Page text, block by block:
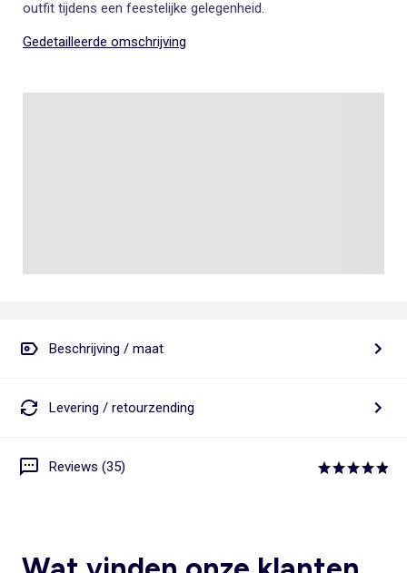
outfit tijdens een feestelijke gelegenheid.
Gedetailleerde omschrijving
Beschrijving / maat
Levering / retourzending
Reviews (35)